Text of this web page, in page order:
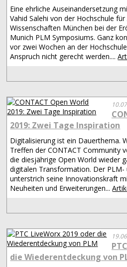
Eine ehrliche Auseinandersetzung
Vahid Salehi von der Hochschule
Wissenschaften München bei der
Munich PLM Symposiums. Ganz
vor zwei Wochen an der
Anspruch nicht gerecht werden....
2019: Zwei Tage Inspiration
Digitalisierung ist ein Dauerthema.
Treffen der CONTACT Community
die diesjährige Open World wieder
digitalen Transformation. Der
unterstrich seine Innovationskraft
Neuheiten und Erweiterungen...
die Wiederentdeckung von